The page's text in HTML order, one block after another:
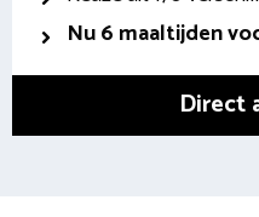
Nu 6 maaltijden
Direct